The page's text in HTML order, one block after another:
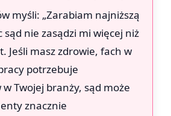
myśli: „Zarabiam najniższą
sąd nie zasądzi mi więcej niż
Jeśli masz zdrowie, fach w
potrzebuje
Twojej branży, sąd może
znacznie